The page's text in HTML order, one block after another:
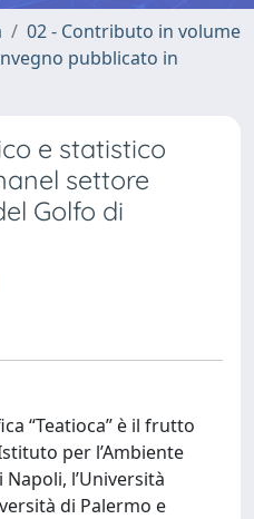
02 - Contributo in volume
pubblicato in
e statistico
settore
Golfo di
“Teatioca” è il frutto
per l’Ambiente
l’Università
di Palermo e